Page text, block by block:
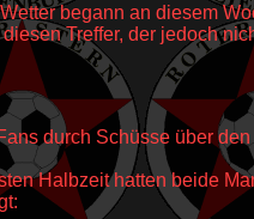
begann an diesem
Treffer, der jedoch
durch Schüsse über
Halbzeit hatten beide